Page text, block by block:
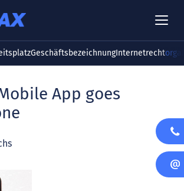
GeschäftsbezeichnungInternetrecht
App goes